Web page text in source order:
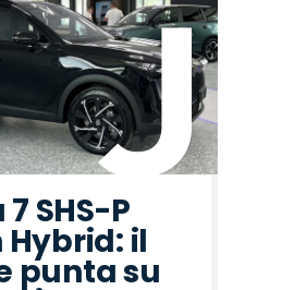
SHS-P
il
punta su